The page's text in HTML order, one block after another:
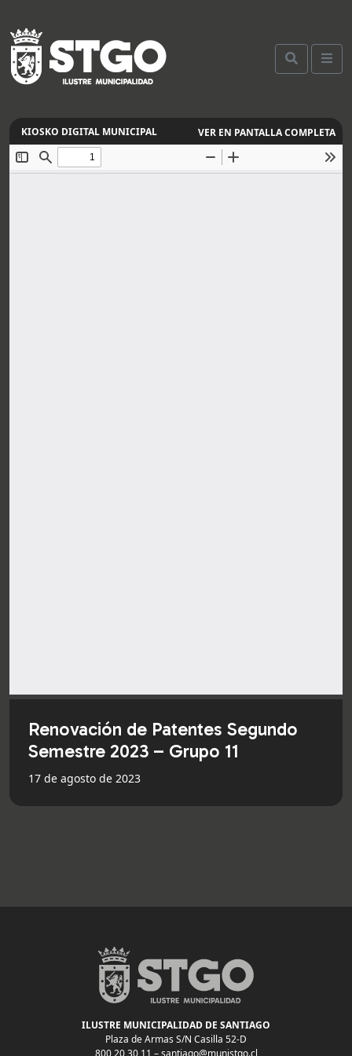
VER EN PANTALLA COMPLETA
Renovación de Patentes Segundo
Semestre 2023 – Grupo 11
17 de agosto de 2023
ILUSTRE MUNICIPALIDAD DE SANTIAGO
Plaza de Armas S/N Casilla 52-D
800 20 30 11 –santiago@munistgo.cl